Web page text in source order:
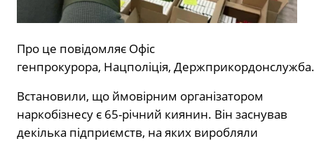
Про це повідомляє Офіс
генпрокурора, Нацполіція, Держприкордонслужба.
Встановили, що ймовірним організатором
наркобізнесу є 65-річний киянин. Він заснував
декілька підприємств, на яких виробляли